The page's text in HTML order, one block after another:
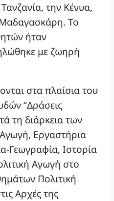
την Κένυα,
Το
ήταν
με ζωηρή
στα πλαίσια του
“Δράσεις
τη διάρκεια των
Εργαστήρια
Γεωγραφία, Ιστορία
Αγωγή στο
Πολιτική
Αρχές της